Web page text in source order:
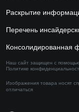
Раскрытие
Перечень
Консолидированная
Наш сайт защищен с помощью
Политике
Изображения товара носят
отличаться